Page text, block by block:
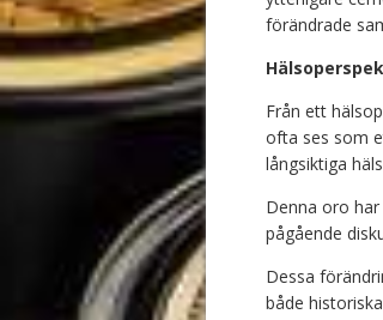
förändrade
Från ett
ofta ses som
långsiktiga
Denna oro
pågående
Dessa
både